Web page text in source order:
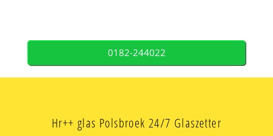
0182-244022
Hr++ glas Polsbroek 24/7 Glaszetter